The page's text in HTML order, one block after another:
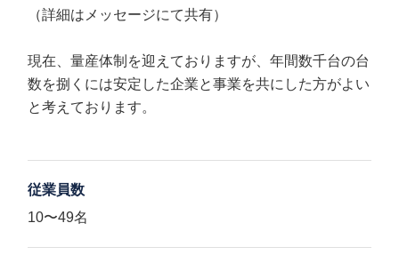
（詳細はメッセージにて共有）
現在、量産体制を迎えておりますが、年間数千台の台
数を捌くには安定した企業と事業を共にした方がよい
と考えております。
従業員数
10〜49名